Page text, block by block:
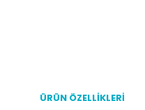
ÜRÜN ÖZELLIKLERI